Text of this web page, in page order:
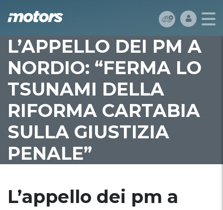
L’APPELLO DEI PM A
NORDIO: “FERMA LO
TSUNAMI DELLA
RIFORMA CARTABIA
SULLA GIUSTIZIA
PENALE”
L’appello dei pm a